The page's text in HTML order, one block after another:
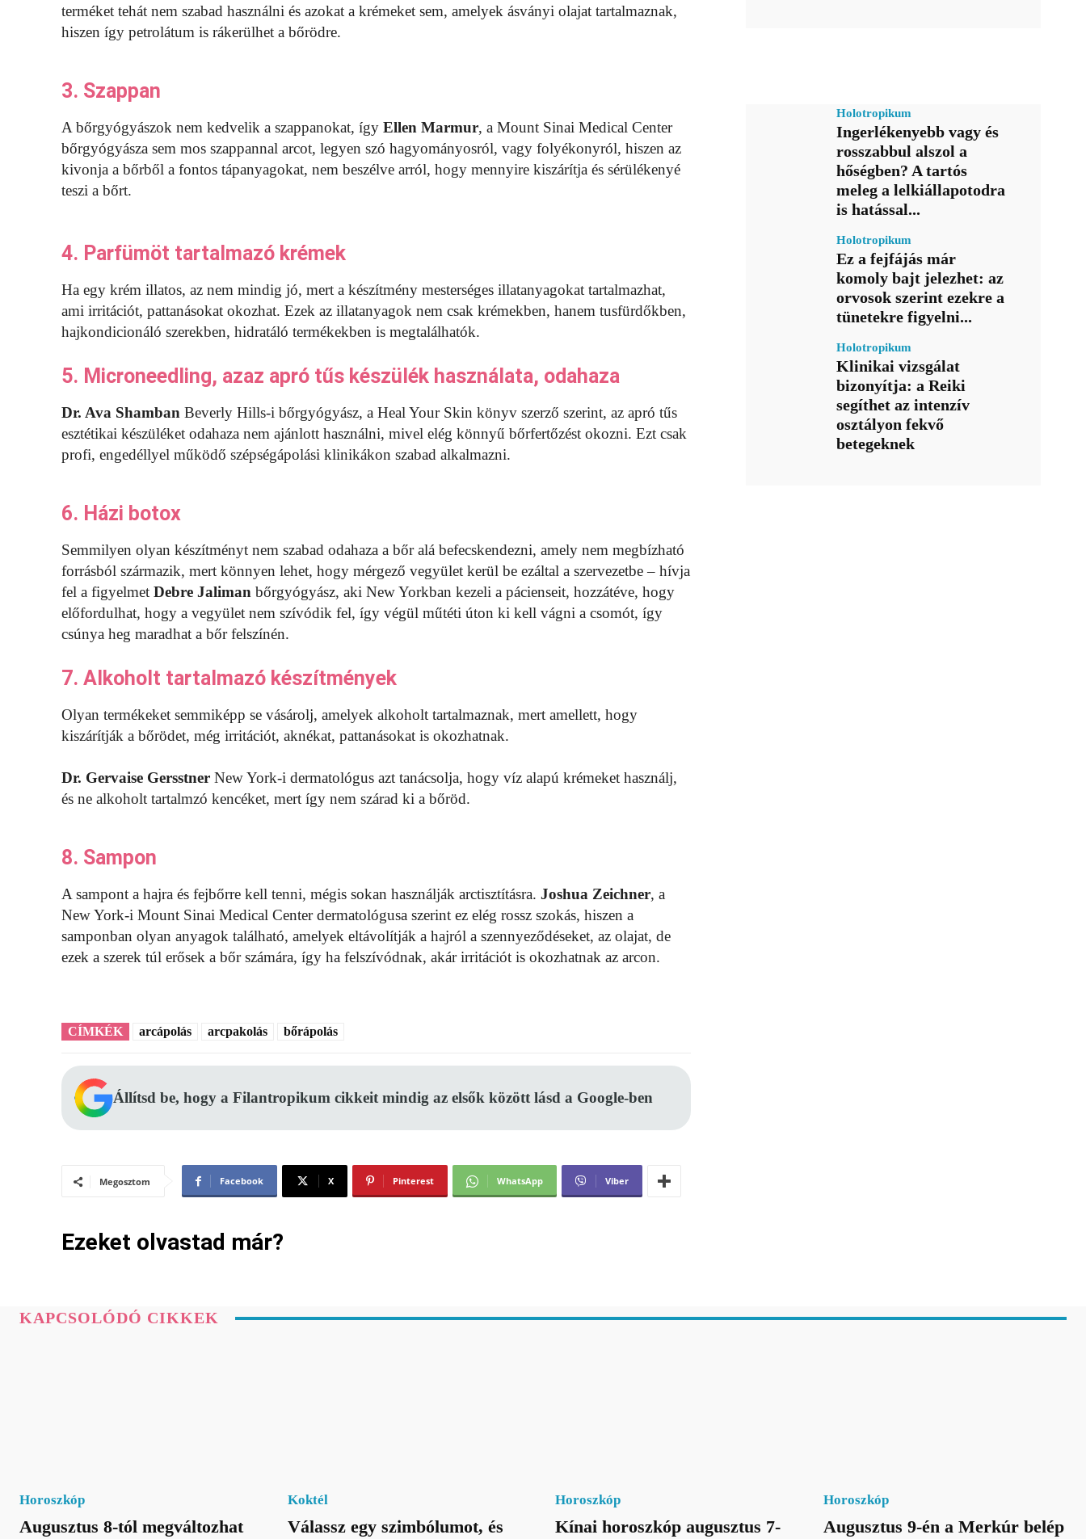
terméket tehát nem szabad használni és azokat a krémeket sem, amelyek ásványi olajat tartalmaznak,
hiszen így petrolátum is rákerülhet a bőrödre.
3. Szappan
A bőrgyógyászok nem kedvelik a szappanokat, így Ellen Marmur, a Mount Sinai Medical Center
bőrgyógyásza sem mos szappannal arcot, legyen szó hagyományosról, vagy folyékonyról, hiszen az
kivonja a bőrből a fontos tápanyagokat, nem beszélve arról, hogy mennyire kiszárítja és sérülékenyé
teszi a bőrt.
4. Parfümöt tartalmazó krémek
Ha egy krém illatos, az nem mindig jó, mert a készítmény mesterséges illatanyagokat tartalmazhat,
ami irritációt, pattanásokat okozhat. Ezek az illatanyagok nem csak krémekben, hanem tusfürdőkben,
hajkondicionáló szerekben, hidratáló termékekben is megtalálhatók.
5. Microneedling, azaz apró tűs készülék használata, odahaza
Dr. Ava Shamban Beverly Hills-i bőrgyógyász, a Heal Your Skin könyv szerző szerint, az apró tűs
esztétikai készüléket odahaza nem ajánlott használni, mivel elég könnyű bőrfertőzést okozni. Ezt csak
profi, engedéllyel működő szépségápolási klinikákon szabad alkalmazni.
6. Házi botox
Semmilyen olyan készítményt nem szabad odahaza a bőr alá befecskendezni, amely nem megbízható
forrásból származik, mert könnyen lehet, hogy mérgező vegyület kerül be ezáltal a szervezetbe – hívja
fel a figyelmet Debre Jaliman bőrgyógyász, aki New Yorkban kezeli a pácienseit, hozzátéve, hogy
előfordulhat, hogy a vegyület nem szívódik fel, így végül műtéti úton ki kell vágni a csomót, így
csúnya heg maradhat a bőr felszínén.
7. Alkoholt tartalmazó készítmények
Olyan termékeket semmiképp se vásárolj, amelyek alkoholt tartalmaznak, mert amellett, hogy
kiszárítják a bőrödet, még irritációt, aknékat, pattanásokat is okozhatnak.
Dr. Gervaise Gersstner New York-i dermatológus azt tanácsolja, hogy víz alapú krémeket használj,
és ne alkoholt tartalmzó kencéket, mert így nem szárad ki a bőröd.
8. Sampon
A sampont a hajra és fejbőrre kell tenni, mégis sokan használják arctisztításra. Joshua Zeichner, a
New York-i Mount Sinai Medical Center dermatológusa szerint ez elég rossz szokás, hiszen a
samponban olyan anyagok található, amelyek eltávolítják a hajról a szennyeződéseket, az olajat, de
ezek a szerek túl erősek a bőr számára, így ha felszívódnak, akár irritációt is okozhatnak az arcon.
CÍMKÉK arcápolás arcpakolás bőrápolás
Állítsd be, hogy a Filantropikum cikkeit mindig az elsők között lásd a Google-ben
Megosztom Facebook X Pinterest WhatsApp Viber
Ezeket olvastad már?
Holotropikum
Ingerlékenyebb vagy és
rosszabbul alszol a
hőségben? A tartós
meleg a lelkiállapotodra
is hatással...
Holotropikum
Ez a fejfájás már
komoly bajt jelezhet: az
orvosok szerint ezekre a
tünetekre figyelni...
Holotropikum
Klinikai vizsgálat
bizonyítja: a Reiki
segíthet az intenzív
osztályon fekvő
betegeknek
KAPCSOLÓDÓ CIKKEK
Horoszkóp
Augusztus 8-tól megváltozhat
Koktél
Válassz egy szimbólumot, és
Horoszkóp
Kínai horoszkóp augusztus 7-
Horoszkóp
Augusztus 9-én a Merkúr belép